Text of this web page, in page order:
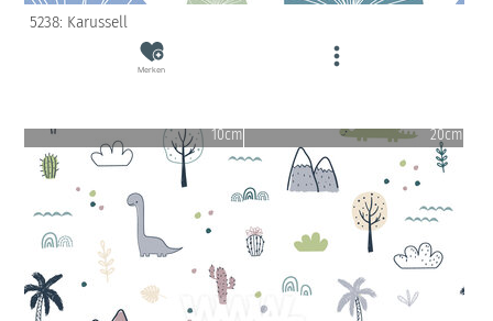
5238: Karussell
Merken
10cm 20cm